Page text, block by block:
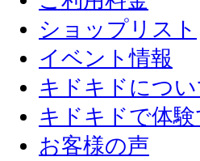
ショップリスト
イベント情報
キドキドについ
キドキドで体
お客様の声